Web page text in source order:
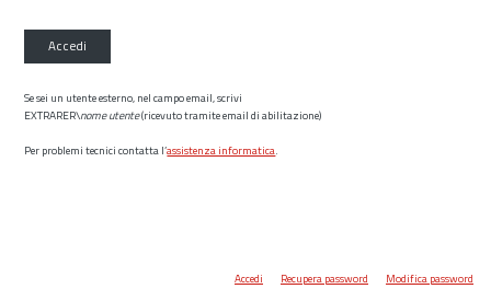
Accedi
Se sei un utente esterno, nel campo email, scrivi
EXTRARER\nome utente(ricevuto tramite email di abilitazione)
Per problemi tecnici contatta l’assistenza informatica.
Accedi Recupera password Modifica password